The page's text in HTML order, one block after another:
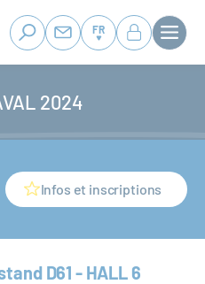
FR
2024
Infos et inscriptions
D61 - HALL 6